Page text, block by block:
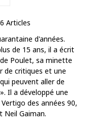
Articles
d'années.
de 15 ans, il a écrit
Poulet, sa minette
de critiques et une
peuvent aller de
Il a développé une
des années 90,
Gaiman.